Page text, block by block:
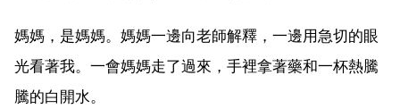
媽媽，是媽媽。媽媽一邊向老師解釋，一邊用急切的眼
光看著我。一會媽媽走了過來，手裡拿著藥和一杯熱騰
騰的白開水。